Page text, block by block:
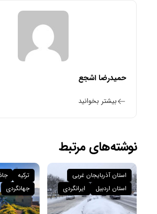
حمیدرضا اشجع
بیشتر بخوانید
نوشته‌های مرتبط
استان آذربایجان غربی
استان اردبیل
ایرانگردی
ترکیه
جهانگردی